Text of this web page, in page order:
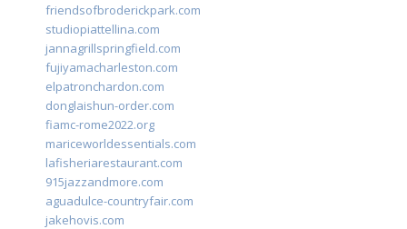
friendsofbroderickpark.com
studiopiattellina.com
jannagrillspringfield.com
fujiyamacharleston.com
elpatronchardon.com
donglaishun-order.com
fiamc-rome2022.org
mariceworldessentials.com
lafisheriarestaurant.com
915jazzandmore.com
aguadulce-countryfair.com
jakehovis.com